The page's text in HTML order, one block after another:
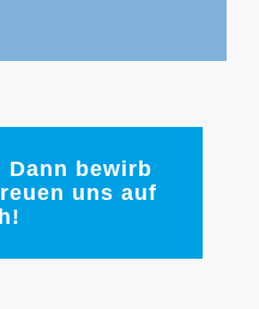
bewirb
uns auf